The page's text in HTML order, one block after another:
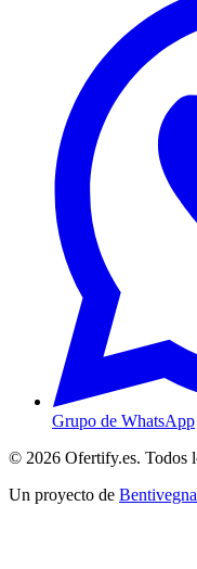
Grupo de WhatsApp
© 2026 Ofertify.es. Todos
Un proyecto de